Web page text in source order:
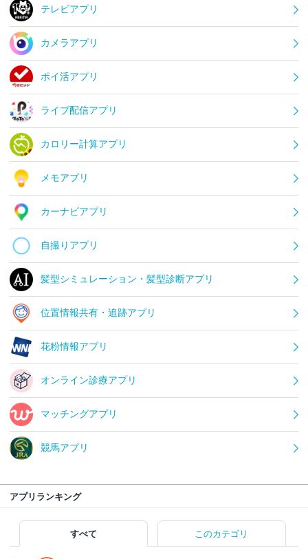
テレビアプリ
カメラアプリ
ポイ活アプリ
ライブ配信アプリ
カロリー計算アプリ
メモアプリ
カーナビアプリ
自撮りアプリ
髪型シミュレーション・髪型診断アプリ
位置情報共有・追跡アプリ
花粉情報アプリ
オンライン診療アプリ
マッチングアプリ
競馬アプリ
アプリランキング
すべて このカテゴリ